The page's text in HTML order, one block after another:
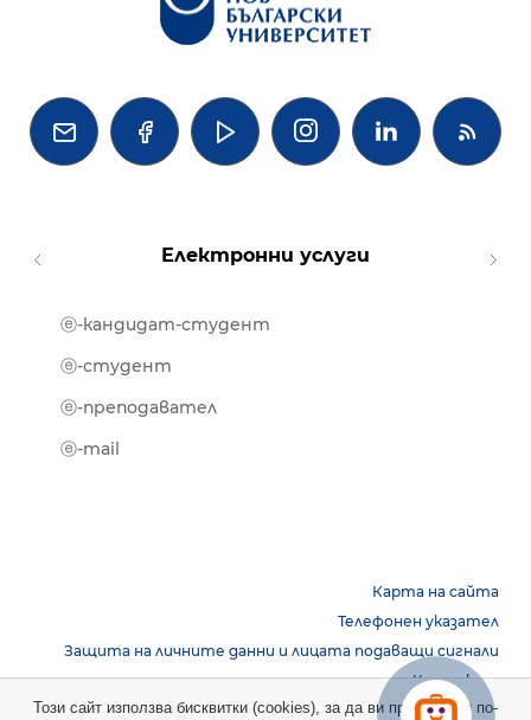
   
Електронни услуги
ⓔ-кандидат-студент
ⓔ-студент
ⓔ-преподавател
ⓔ-mail
Карта на сайта
Телефонен указател
Защита на личните данни и лицата подаващи сигнали
Контакти
Този сайт използва бисквитки (cookies), за да ви предостави по-